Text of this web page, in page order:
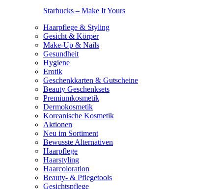
Starbucks – Make It Yours
Haarpflege & Styling
Gesicht & Körper
Make-Up & Nails
Gesundheit
Hygiene
Erotik
Geschenkkarten & Gutscheine
Beauty Geschenksets
Premiumkosmetik
Dermokosmetik
Koreanische Kosmetik
Aktionen
Neu im Sortiment
Bewusste Alternativen
Haarpflege
Haarstyling
Haarcoloration
Beauty- & Pflegetools
Gesichtspflege